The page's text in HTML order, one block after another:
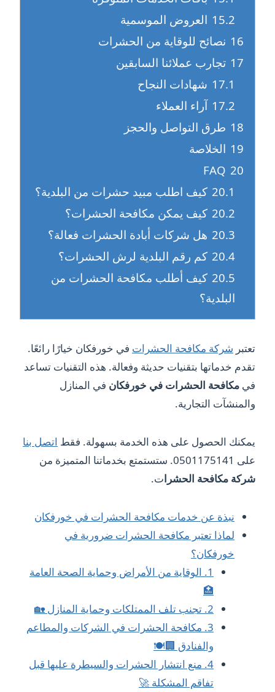
15.2 العروض الموسمية
16 نصائح للوقاية من الحشرات
17 تجارب عملائنا السابقين
17.1 شهادات النجاح
17.2 آراء العملاء
18 طرق التواصل والحجز
19 الخلاصة
20
FAQ
20.1 كيف اطلب مبيد حشرات من البلدية؟
20.2 كيف يمكن مكافحة الحشرات؟
20.3 هل شركات أبادة الحشرات فعالة؟
20.4 كم رقم البلدية لرش الحشرات؟
20.5 كيف أطلب مكافحة الحشرات من
البلدية؟
تعتبر شركة مكافحة الحشرات في خورفكان خيارًا رائعًا.
تقدم خدماتها بتقنيات حديثة وفعالة. هذه التقنيات تساعد
في مكافحة الحشرات في خورفكان في المنازل
والمنشآت التجارية.
يمكنك الحصول على هذه الخدمة بسهولة. فقط اتصل بنا
على 0501175141. ستستمتع بخدماتنا المتميزة من
شركة مكافحة الحشرات.
نبذة عن خدمات مكافحة الحشرات في خورفكان
لماذا تعتبر مكافحة الحشرات ضرورية في
خورفكان؟
1. الوقاية من الأمراض وحماية الصحة العامة
🏥
2. تجنب تلف الممتلكات وحماية المنازل 🏡
3. مكافحة الحشرات في الشركات والمطاعم
والفنادق 🏢🍽️
4. منع انتشار الحشرات والسيطرة عليها قبل
تفاقم المشكلة 🚀